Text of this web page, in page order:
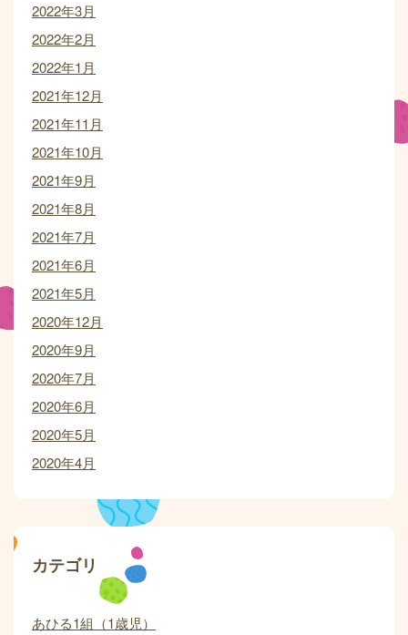
2022年3月
2022年2月
2022年1月
2021年12月
2021年11月
2021年10月
2021年9月
2021年8月
2021年7月
2021年6月
2021年5月
2020年12月
2020年9月
2020年7月
2020年6月
2020年5月
2020年4月
カテゴリ
あひる1組（1歳児）